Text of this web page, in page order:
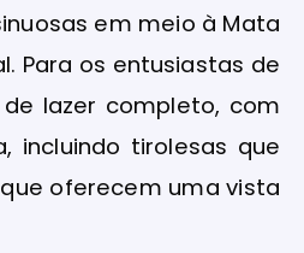
em meio à Mata
Para os entusiastas de
lazer completo, com
incluindo tirolesas que
oferecem uma vista